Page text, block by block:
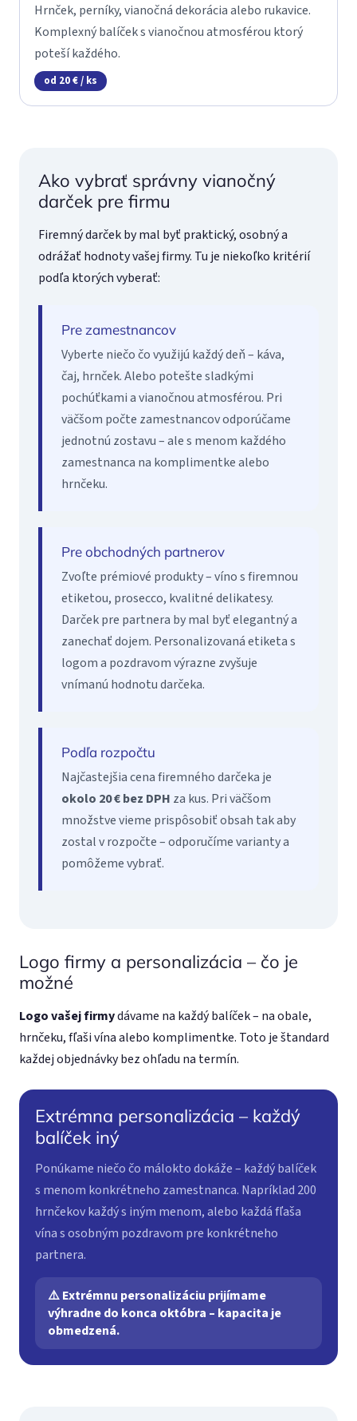
Hrnček, perníky, vianočná dekorácia alebo rukavice.
Komplexný balíček s vianočnou atmosférou ktorý
poteší každého.
od 20 € / ks
Ako vybrať správny vianočný
darček pre firmu
Firemný darček by mal byť praktický, osobný a
odrážať hodnoty vašej firmy. Tu je niekoľko kritérií
podľa ktorých vyberať:
Pre zamestnancov
Vyberte niečo čo využijú každý deň – káva,
čaj, hrnček. Alebo potešte sladkými
pochúťkami a vianočnou atmosférou. Pri
väčšom počte zamestnancov odporúčame
jednotnú zostavu – ale s menom každého
zamestnanca na komplimentke alebo
hrnčeku.
Pre obchodných partnerov
Zvoľte prémiové produkty – víno s firemnou
etiketou, prosecco, kvalitné delikatesy.
Darček pre partnera by mal byť elegantný a
zanechať dojem. Personalizovaná etiketa s
logom a pozdravom výrazne zvyšuje
vnímanú hodnotu darčeka.
Podľa rozpočtu
Najčastejšia cena firemného darčeka je
okolo 20 € bez DPH za kus. Pri väčšom
množstve vieme prispôsobiť obsah tak aby
zostal v rozpočte – odporučíme varianty a
pomôžeme vybrať.
Logo firmy a personalizácia – čo je
možné
Logo vašej firmydávame na každý balíček – na obale,
hrnčeku, fľaši vína alebo komplimentke. Toto je štandard
každej objednávky bez ohľadu na termín.
Extrémna personalizácia – každý
balíček iný
Ponúkame niečo čo málokto dokáže – každý balíček
s menom konkrétneho zamestnanca. Napríklad 200
hrnčekov každý s iným menom, alebo každá fľaša
vína s osobným pozdravom pre konkrétneho
partnera.
⚠️ Extrémnu personalizáciu prijímame
výhradne do konca októbra – kapacita je
obmedzená.